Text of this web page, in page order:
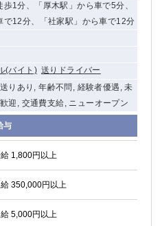
歩1分、「厚木駅」から車で5分、
で12分、「社家駅」から車で12分
(バイト) 送りドライバー
りあり, 年齢不問, 経験者優遇, 未
迎, 交通費支給, ニューオープン
与
1,800円以上
給 350,000円以上
給 5,000円以上